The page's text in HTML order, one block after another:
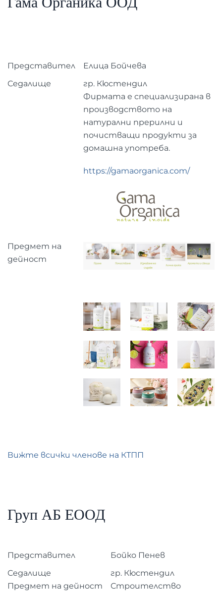
Представител
Елица Бойчева
Седалище
гр. Кюстендил
Предмет на
дейност
Фирмата е специализирана в
производството на
натурални прерилни и
почистващи продукти за
домашна употреба.
https://gamaorganica.com/
Вижте всички членове на КТПП
Груп АБ ЕООД
Представител
Бойко Пенев
Седалище
гр. Кюстендил
Предмет на дейност
Строителство